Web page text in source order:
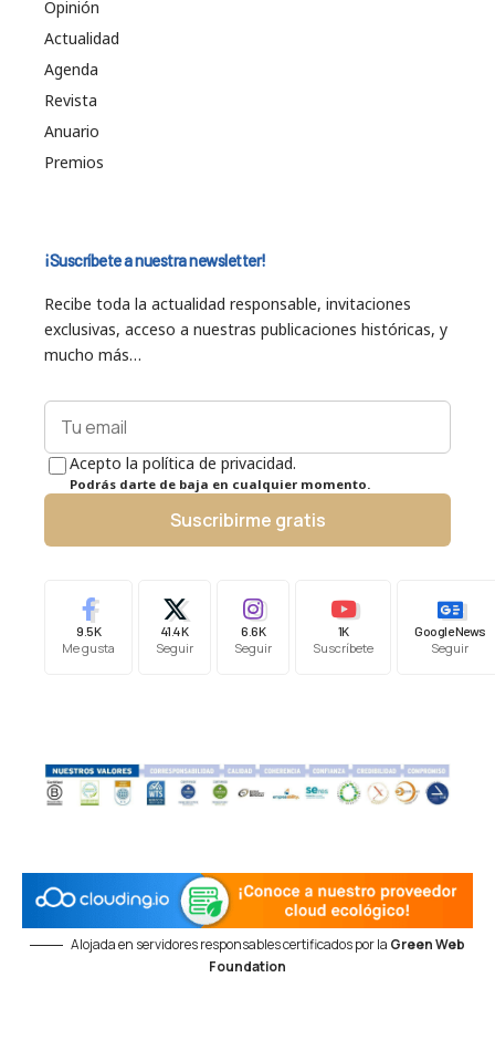
Opinión
Actualidad
Agenda
Revista
Anuario
Premios
¡Suscríbete a nuestra newsletter!
Recibe toda la actualidad responsable, invitaciones
exclusivas, acceso a nuestras publicaciones históricas, y
mucho más…
Acepto la política de privacidad.
Podrás darte de baja en cualquier momento.
Suscribirme gratis
9.5K
Me gusta
41.4K
Seguir
6.6K
Seguir
1K
Suscríbete
Google News
Seguir
Alojada en servidores responsables certificados por la Green Web
Foundation